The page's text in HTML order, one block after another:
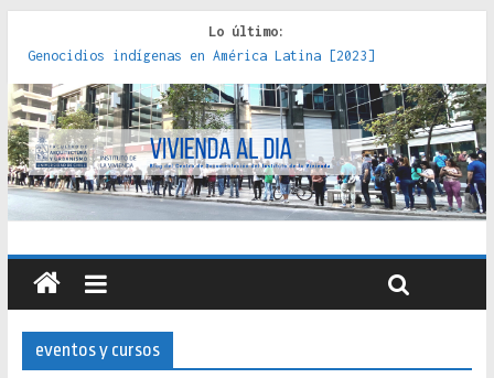
Lo último:
Genocidios indígenas en América Latina [2023]
Estudios sobre la espacialización de los Estados :
políticas, prácticas y representaciones [2022]
Donde el pedernal choca con el acero : hacia una teoría
crítica de las fronteras latinoamericanas [2020]
Criterios técnicos para una vivienda adecuada [2019]
Red de consultorios de la Caja del Seguro Obrero en
Santiago : un patrimonio emblemático [2014]
eventos y cursos